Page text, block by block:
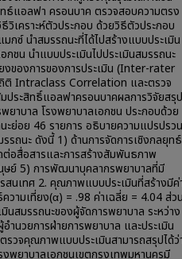
ธ์แอลฟา ครอนบาค ตรวจสอบความตรง
เคราะห์ตัวประกอบ ด้วยวิธีตัวประกอบ
ซ์ นำสมรรถนะที่ได้ไปสร้างแบบประเมิน
ชน นำแบบประเมินไปประเมินสมรรถนะ
ของการของการประเมิน (Inter-rater
ติ Intraclass Correlation และตรวจ
ประสิทธิ์แอลฟาครอนบาคผลการวิจัยสรุป
ยาบาล โรงพยาบาลเอกชน ประกอบด้วย
ย่อย 46 รายการ อธิบายความแปรปรวน
รถนะ ดังนี้ 1) ด้านการจัดการเชิงกลยุทธ์
อสื่อสารและการสร้างสัมพันธภาพ
ษย์ 5) การพัฒนาบุคลากรพยาบาลที่มี
สนเทศ 2. คุณภาพแบบประเมินที่สร้างมีค่
วามเที่ยง(α) = .98 ค่าเฉลี่ย = 4.04 ส่วน
นสมรรถนะของผู้จัดการพยาบาล ระหว่าง
ำนวยการฝ่ายการพยาบาล และประเมิน
วจคุณภาพแบบประเมินสามารถสรุปได้ว่
พยาบาลเอกชนเขตกรุงเทพมหานครมี